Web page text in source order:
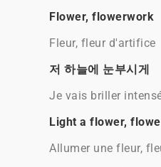
Flower, flowerwork
Fleur, fleur d'artifice
저 하늘에 눈부시게
Je vais briller
Light a flower,
Allumer une fleur,